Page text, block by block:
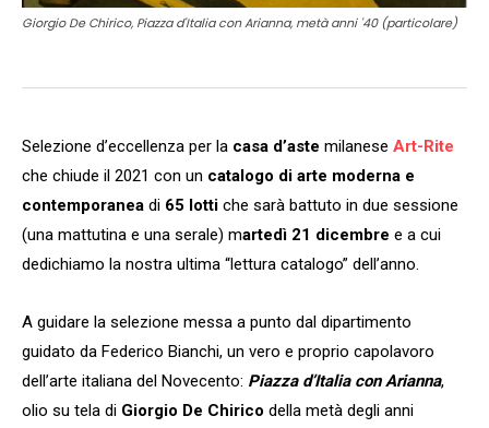
Giorgio De Chirico, Piazza d'Italia con Arianna, metà anni '40 (particolare)
Selezione d’eccellenza per la casa d’aste milanese Art-Rite
che chiude il 2021 con un catalogo di arte moderna e
contemporanea di 65 lotti che sarà battuto in due sessione
(una mattutina e una serale) martedì 21 dicembre e a cui
dedichiamo la nostra ultima “lettura catalogo” dell’anno.
A guidare la selezione messa a punto dal dipartimento
guidato da Federico Bianchi, un vero e proprio capolavoro
dell’arte italiana del Novecento: Piazza d’Italia con Arianna,
olio su tela di Giorgio De Chirico della metà degli anni